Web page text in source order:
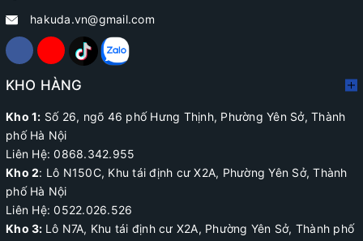
hakuda.vn@gmail.com
KHO HÀNG
Kho 1: Số 26, ngõ 46 phố Hưng Thịnh, Phường Yên Sở, Thành
phố Hà Nội
Liên Hệ: 0868.342.955
Kho 2: Lô N150C, Khu tái định cư X2A, Phường Yên Sở, Thành
phố Hà Nội
Liên Hệ:0522.026.526
Kho 3: Lô N7A, Khu tái định cư X2A, Phường Yên Sở, Thành phố